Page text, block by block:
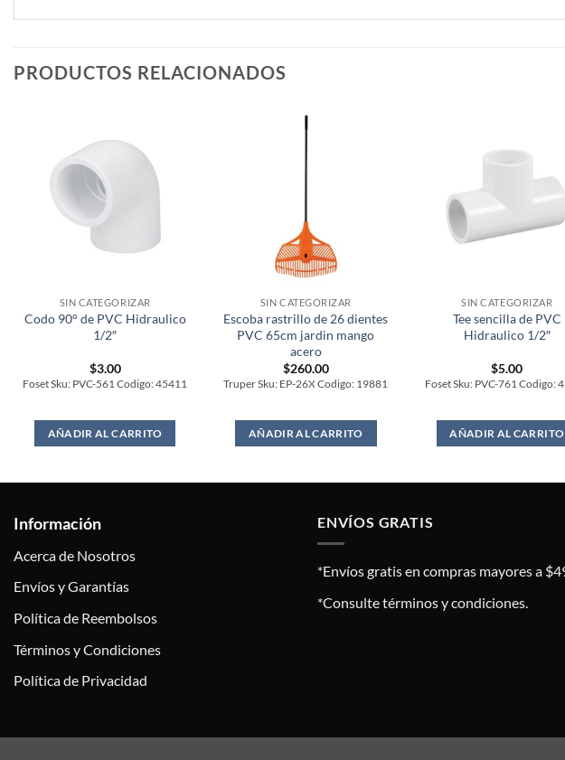
PRODUCTOS RELACIONADOS
SIN CATEGORIZAR
Codo 90° de PVC Hidraulico
1/2″
$3.00
Foset Sku: PVC-561 Codigo: 45411
AÑADIR AL CARRITO
SIN CATEGORIZAR
Escoba rastrillo de 26 dientes
PVC 65cm jardin mango
acero
$260.00
Truper Sku: EP-26X Codigo: 19881
AÑADIR AL CARRITO
SIN CATEGORIZAR
Tee sencilla de PVC
Hidraulico 1/2″
$5.00
Foset Sku: PVC-761 Codigo:
AÑADIR AL CARRITO
Información
Acerca de Nosotros
Envíos y Garantías
Política de Reembolsos
Términos y Condiciones
Política de Privacidad
ENVÍOS GRATIS
*Envíos gratis en compras mayores a
*Consulte términos y condiciones.